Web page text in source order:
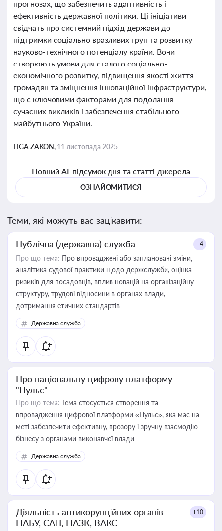
прогнозах, що забезпечить адаптивність і
ефективність державної політики. Ці ініціативи
свідчать про системний підхід держави до
підтримки соціально вразливих груп та розвитку
науково-технічного потенціалу країни. Вони
створюють умови для сталого соціально-
економічного розвитку, підвищення якості життя
громадян та зміцнення інноваційної інфраструктури,
що є ключовими факторами для подолання
сучасних викликів і забезпечення стабільного
майбутнього України.
LIGA ZAKON, 11 листопада 2025
Повний AI-підсумок дня та статті-джерела
ОЗНАЙОМИТИСЯ
Теми, які можуть вас зацікавити:
Публічна (державна) служба +4
Про що тема: Про впроваджені або заплановані зміни,
аналітика судової практики щодо держслужби, оцінка
ризиків для посадовців, вплив новацій на організаційну
структуру, трудові відносини в органах влади,
дотримання етичних стандартів
Державна служба
Про національну цифрову платформу
"Пульс"
Про що тема: Тема стосується створення та
впровадження цифрової платформи «Пульс», яка має на
меті забезпечити ефективну, прозору і зручну взаємодію
бізнесу з органами виконавчої влади
Державна служба
Діяльність антикорупційних органів
НАБУ, САП, НАЗК, ВАКС
+10